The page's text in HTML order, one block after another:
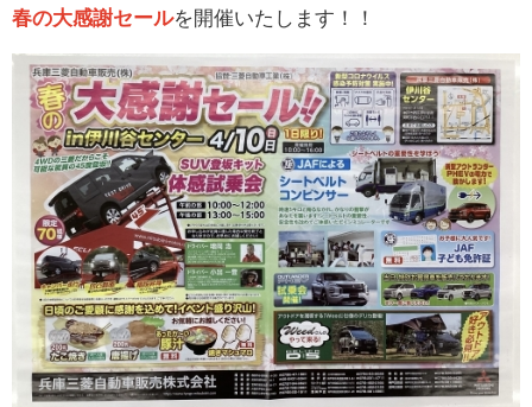
春の大感謝セールを開催いたします！！